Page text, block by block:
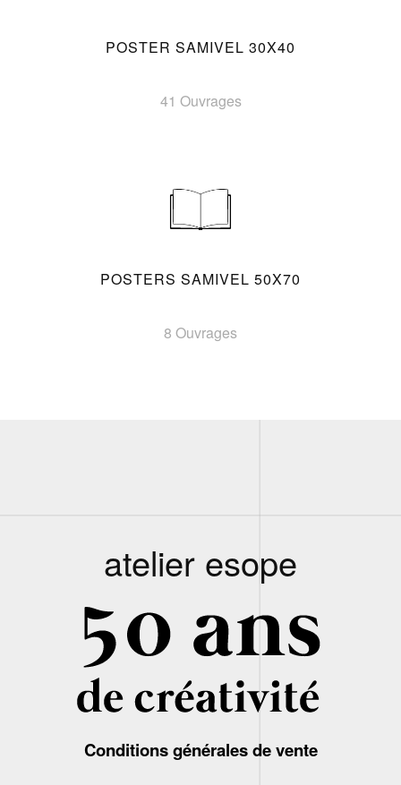
POSTER SAMIVEL 30X40
41 Ouvrages
POSTERS SAMIVEL 50X70
8 Ouvrages
atelier esope
Conditions générales de vente